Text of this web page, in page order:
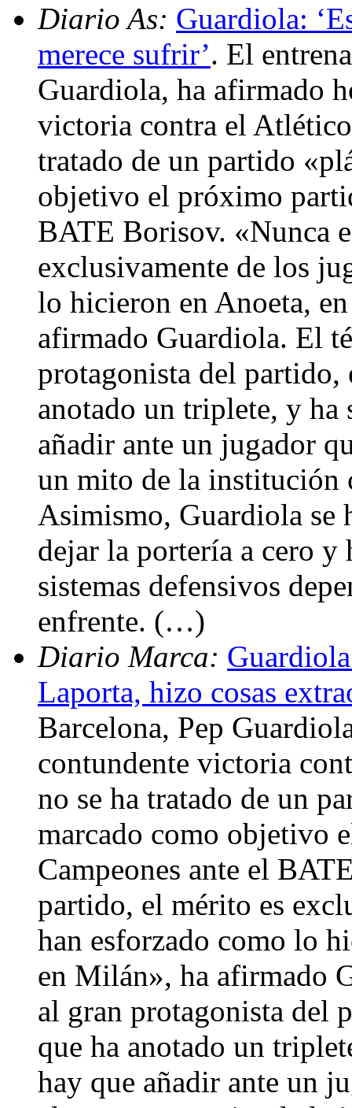
Diario As: Guardiola:
merece sufrir’. El
Guardiola, ha afirmado
victoria contra el
tratado de un partido
objetivo el próximo
BATE Borisov. «Nunca
exclusivamente de los
lo hicieron en Anoeta,
afirmado Guardiola. El
protagonista del partido,
anotado un triplete, y ha
añadir ante un jugador
un mito de la institución
Asimismo, Guardiola se
dejar la portería a cero y
sistemas defensivos
enfrente. (…)
Diario Marca:
Laporta, hizo cosas
Barcelona, Pep
contundente victoria
no se ha tratado de un
marcado como objetivo
Campeones ante el
partido, el mérito es
han esforzado como lo
en Milán», ha afirmado
al gran protagonista del
que ha anotado un
hay que añadir ante un